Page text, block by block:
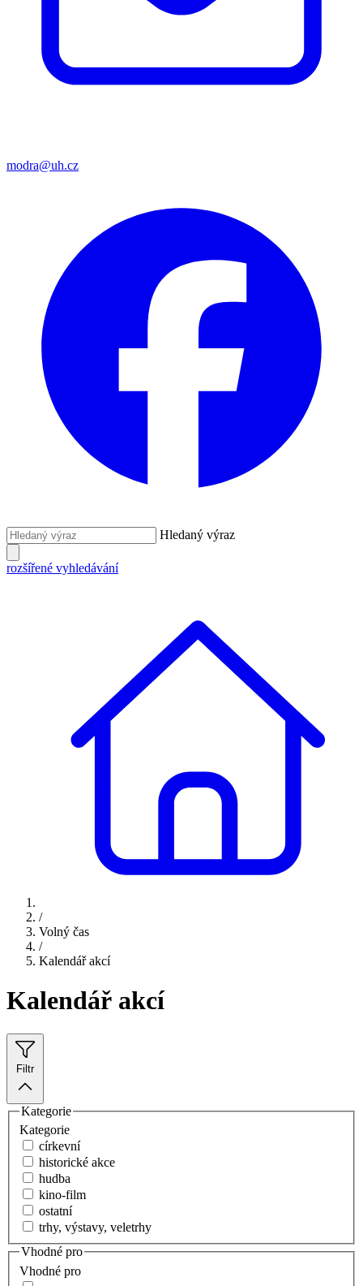
modra@uh.cz
Hledaný výraz
rozšířené vyhledávání
/
Volný čas
/
Kalendář akcí
Kalendář akcí
Filtr
Kategorie
Kategorie
církevní
historické akce
hudba
kino-film
ostatní
trhy, výstavy, veletrhy
Vhodné pro
Vhodné pro